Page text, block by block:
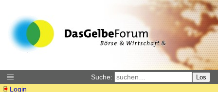
Suche: Los
Login